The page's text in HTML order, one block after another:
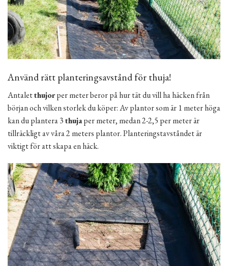
Använd rätt planteringsavstånd för thuja!
Antaletthujorper meter beror på hur tät du vill ha häcken från
början och vilken storlek du köper: Av plantor som är 1 meter höga
kan du plantera 3thujaper meter, medan 2-2,5 per meter är
tillräckligt av våra 2 meters plantor. Planteringstavståndet är
viktigt för att skapa en häck.